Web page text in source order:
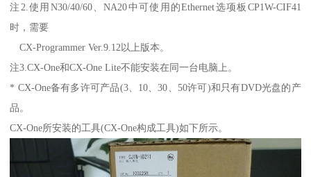
注2.使用N30/40/60、NA20中可使用的Ethernet选项板CP1W-CIF41
时，需要
CX-Programmer Ver.9.12以上版本。
注3.CX-One和CX-One Lite不能安装在同一台电脑上。
* CX-One备有多许可产品(3、10、30、50许可)和只有DVD光盘的产
品。
CX-One所安装的工具(CX-One构成工具)如下所示。